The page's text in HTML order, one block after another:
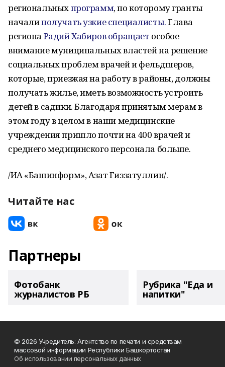
региональныхпрограмм, по которому гранты
началиполучать узкие специалисты.Глава
региона Радий Хабиров обращает особое
внимание муниципальных властей на решение
социальных проблем врачей и фельдшеров,
которые, приезжая на работу в районы, должны
получать жилье, иметь возможность устроить
детей в садики. Благодаря принятым мерам в
этом году в целом в наши медицинские
учреждения пришло почти на 400 врачей и
среднего медицинского персонала больше.
/ИА «Башинформ», Азат Гиззатуллин/.
Читайте нас
Партнеры
Фотобанк
журналистов РБ
Рубрика "Еда и
напитки"
© 2026 Учредитель: Агентство по печати и средствам
массовой информации Республики Башкортостан
Об использовании персональных данных